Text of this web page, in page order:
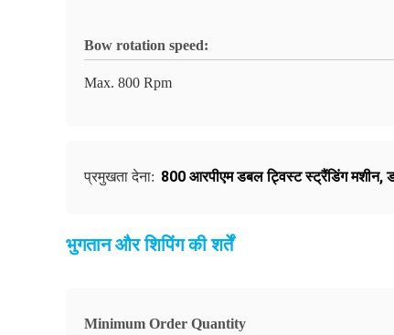
Bow rotation speed:
Max. 800 Rpm
प्रमुखता देना: 800 आरपीएम डबल ट्विस्ट स्ट्रैंडिंग मशीन,
भुगतान और शिपिंग की शर्तें
Minimum Order Quantity